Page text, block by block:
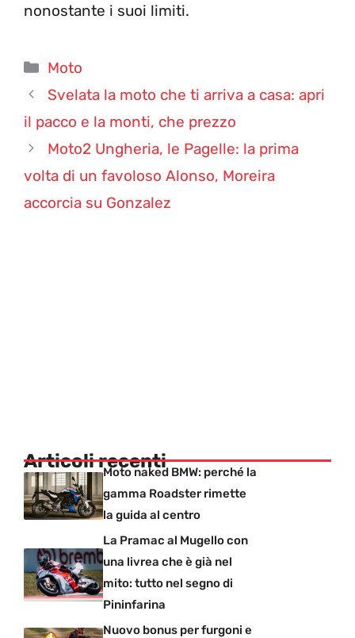
nonostante i suoi limiti.
Categorie
Moto
Svelata la moto che ti arriva a casa: apri
il pacco e la monti, che prezzo
Moto2 Ungheria, le Pagelle: la prima
volta di un favoloso Alonso, Moreira
accorcia su Gonzalez
Articoli recentiMoto naked BMW: perché la
gamma Roadster rimette
la guida al centro
La Pramac al Mugello con
una livrea che è già nel
mito: tutto nel segno di
Pininfarina
Nuovo bonus per furgoni e